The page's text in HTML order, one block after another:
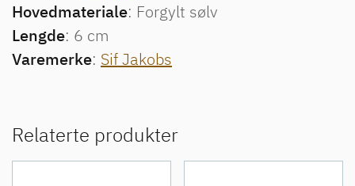
Hovedmateriale: Forgylt sølv
Lengde: 6 cm
Varemerke: Sif Jakobs
Relaterte produkter